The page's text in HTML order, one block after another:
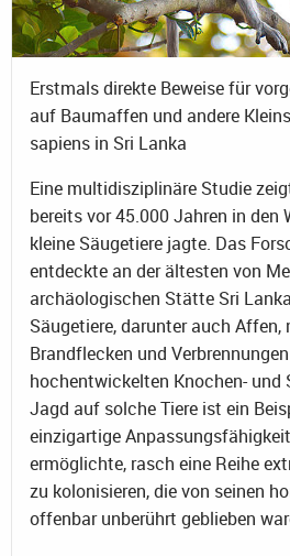
Erstmals direkte Beweise für
auf Baumaffen und andere
sapiens in Sri Lanka
Eine multidisziplinäre Studie
bereits vor 45.000 Jahren in den
kleine Säugetiere jagte. Das
entdeckte an der ältesten von
archäologischen Stätte Sri
Säugetiere, darunter auch Affen,
Brandflecken und
hochentwickelten Knochen- und
Jagd auf solche Tiere ist ein
einzigartige
ermöglichte, rasch eine Reihe
zu kolonisieren, die von seinen
offenbar unberührt geblieben